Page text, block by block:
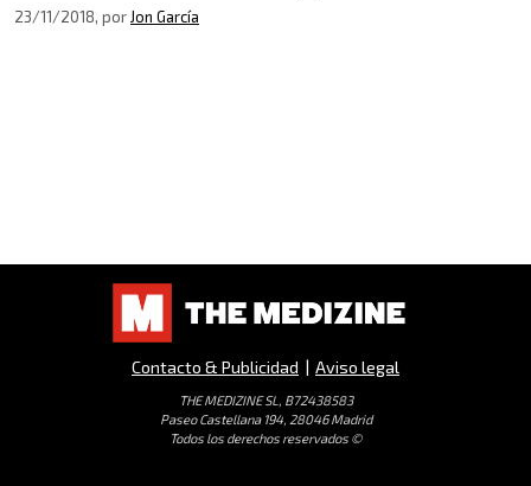
23/11/2018, por Jon García
Contacto & Publicidad | Aviso legal
THE MEDIZINE SL, B72438583
Paseo Castellana 194, 28046 Madrid
Todos los derechos reservados ©